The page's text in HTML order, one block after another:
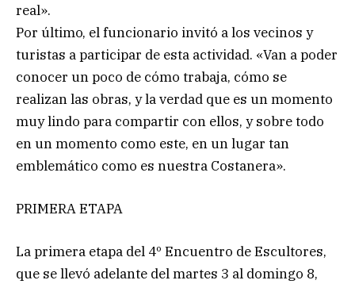
real».
Por último, el funcionario invitó a los vecinos y
turistas a participar de esta actividad. «Van a poder
conocer un poco de cómo trabaja, cómo se
realizan las obras, y la verdad que es un momento
muy lindo para compartir con ellos, y sobre todo
en un momento como este, en un lugar tan
emblemático como es nuestra Costanera».
PRIMERA ETAPA
La primera etapa del 4º Encuentro de Escultores,
que se llevó adelante del martes 3 al domingo 8,